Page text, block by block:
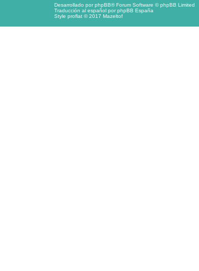
Desarrollado porphpBB® Forum Software © phpBB Limited
Traducción al español porphpBB España
Style proflat © 2017 Mazeltof